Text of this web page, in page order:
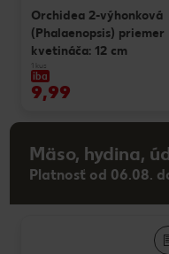
Orchidea 2-výhonková
(Phalaenopsis) priemer
kvetináča: 12 cm
1 kus
iba
9,99
Mäso, hydina,
Platnosť od 06.08.